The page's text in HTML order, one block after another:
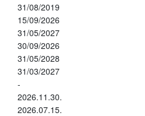
31/08/2019
15/09/2026
31/05/2027
30/09/2026
31/05/2028
31/03/2027
-
2026.11.30.
2026.07.15.